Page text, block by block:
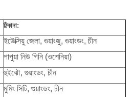
ঠিকানা:
ইউেক্সিয়ু জেলা, গুয়াংজু, গুয়াংডং, চীন
পাপুয়া নিউ গিনি (ওশেনিয়া)
হুইঝৌ, গুয়াংডং, চীন
মুমিং সিটি, গুয়াংডং, চীন